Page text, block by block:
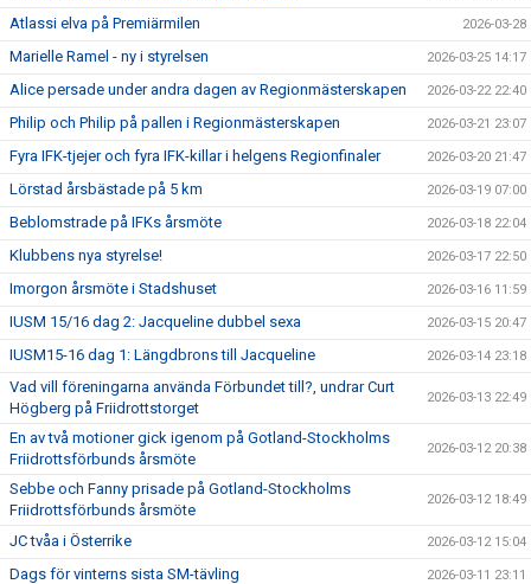
Atlassi elva på Premiärmilen 2026-03-28
Marielle Ramel - ny i styrelsen 2026-03-25 14:17
Alice persade under andra dagen av Regionmästerskapen 2026-03-22 22:40
Philip och Philip på pallen i Regionmästerskapen 2026-03-21 23:07
Fyra IFK-tjejer och fyra IFK-killar i helgens Regionfinaler 2026-03-20 21:47
Lörstad årsbästade på 5 km 2026-03-19 07:00
Beblomstrade på IFKs årsmöte 2026-03-18 22:04
Klubbens nya styrelse! 2026-03-17 22:50
Imorgon årsmöte i Stadshuset 2026-03-16 11:59
IUSM 15/16 dag 2: Jacqueline dubbel sexa 2026-03-15 20:47
IUSM15-16 dag 1: Längdbrons till Jacqueline 2026-03-14 23:18
Vad vill föreningarna använda Förbundet till?, undrar Curt
Högberg på Friidrottstorget
2026-03-13 22:49
En av två motioner gick igenom på Gotland-Stockholms
Friidrottsförbunds årsmöte
2026-03-12 20:38
Sebbe och Fanny prisade på Gotland-Stockholms
Friidrottsförbunds årsmöte
2026-03-12 18:49
JC tvåa i Österrike 2026-03-12 15:04
Dags för vinterns sista SM-tävling 2026-03-11 23:11